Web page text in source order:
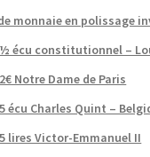
monnaie en polissage
écu constitutionnel –
Notre Dame de Paris
écu Charles Quint –
lires Victor-Emmanuel II